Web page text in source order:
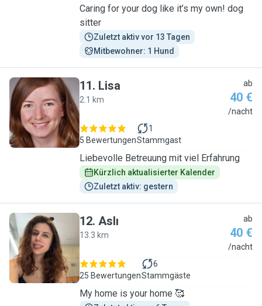
Caring for your dog like it’s my own! dog
sitter
Zuletzt aktiv vor 13 Tagen
Mitbewohner: 1 Hund
L
11. Lisa
2.1 km
ab
40 €
/nacht
5 Bewertungen
1
Stammgast
Liebevolle Betreuung mit viel Erfahrung
Kürzlich aktualisierter Kalender
Zuletzt aktiv: gestern
A
12. Aslı
13.3 km
ab
40 €
/nacht
25 Bewertungen
6
Stammgäste
My home is your home 🥰